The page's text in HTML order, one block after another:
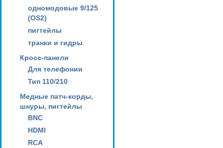
одномодовые 9/125
(OS2)
пигтейлы
транки и гидры
Кросс-панели
Для телефонии
Тип 110/210
Медные патч-корды,
шнуры, пигтейлы
BNC
HDMI
RCA